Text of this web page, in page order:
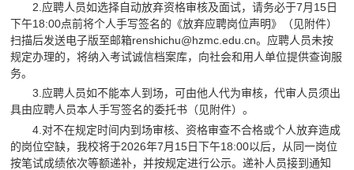
2.应聘人员如选择自动放弃资格审核及面试，请务必于7月15日
下午18:00点前将个人手写签名的《放弃应聘岗位声明》（见附件）
扫描后发送电子版至邮箱renshichu@hzmc.edu.cn。应聘人员未按
规定办理的，将纳入考试诚信档案库，向社会和用人单位提供查询服
务。
3.应聘人员如不能本人到场，可由他人代为审核，代审人员须出
具由应聘人员本人手写签名的委托书（见附件）。
4.对不在规定时间内到场审核、资格审查不合格或个人放弃造成
的岗位空缺，我校将于2026年7月15日下午18:00以后，从同一岗位
按笔试成绩依次等额递补，并按规定进行公示。递补人员接到通知